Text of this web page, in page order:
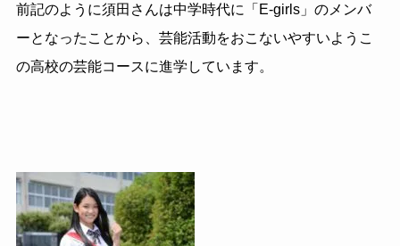
前記のように須田さんは中学時代に「E-girls」のメンバ
ーとなったことから、芸能活動をおこないやすいようこ
の高校の芸能コースに進学しています。